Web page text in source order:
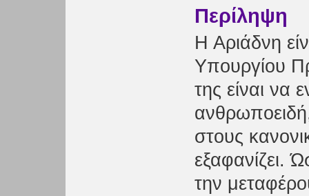
Περίληψη
Η Αριάδνη
Υπουργίου
της είναι να
στους
εξαφανίζει.
την